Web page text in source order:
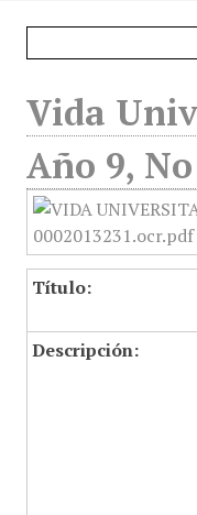
Vida
Año 9,
Título:
Descripción: